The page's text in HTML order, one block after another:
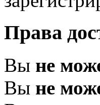
Права
Вы не
Вы не